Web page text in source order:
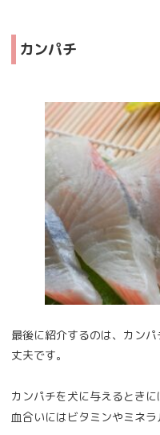
カンパチ
最後に紹介するのは、カン
丈夫です。
カンパチを犬に与えるときに
血合いにはビタミンやミネラ